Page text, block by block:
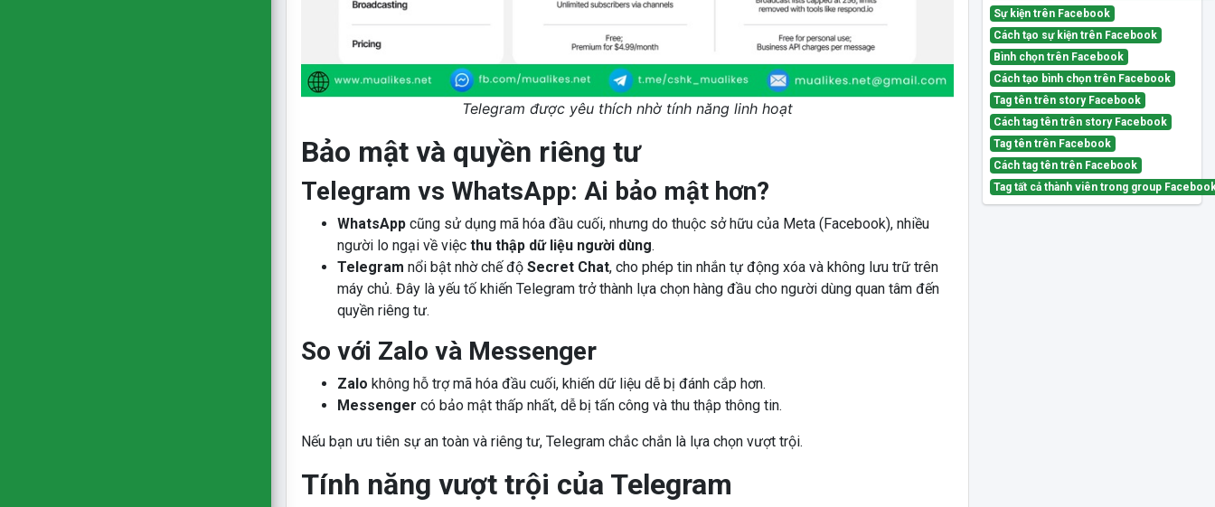
Telegram được yêu thích nhờ tính năng linh hoạt
Bảo mật và quyền riêng tư
Telegram vs WhatsApp: Ai bảo mật hơn?
WhatsAppcũng sử dụng mã hóa đầu cuối, nhưng do thuộc sở hữu của Meta (Facebook), nhiều
người lo ngại về việc thu thập dữ liệu người dùng.
Telegram nổi bật nhờ chế độ Secret Chat, cho phép tin nhắn tự động xóa và không lưu trữ trên
máy chủ. Đây là yếu tố khiến Telegram trở thành lựa chọn hàng đầu cho người dùng quan tâm đến
quyền riêng tư.
So với Zalo và Messenger
Zalo không hỗ trợ mã hóa đầu cuối, khiến dữ liệu dễ bị đánh cắp hơn.
Messenger có bảo mật thấp nhất, dễ bị tấn công và thu thập thông tin.
Nếu bạn ưu tiên sự an toàn và riêng tư, Telegram chắc chắn là lựa chọn vượt trội.
Tính năng vượt trội của Telegram
Sự kiện trên Facebook
Cách tạo sự kiện trên Facebook
Bình chọn trên Facebook
Cách tạo bình chọn trên Facebook
Tag tên trên story Facebook
Cách tag tên trên story Facebook
Tag tên trên Facebook
Cách tag tên trên Facebook
Tag tất cả thành viên trong group